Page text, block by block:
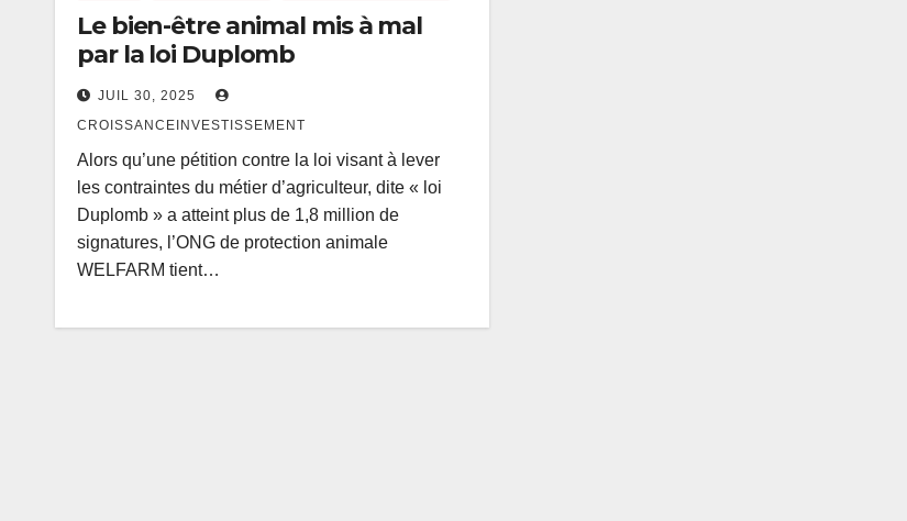
Le bien-être animal mis à mal
par la loi Duplomb
JUIL 30, 2025
CROISSANCEINVESTISSEMENT
Alors qu’une pétition contre la loi visant à lever
les contraintes du métier d’agriculteur, dite « loi
Duplomb » a atteint plus de 1,8 million de
signatures, l’ONG de protection animale
WELFARM tient…